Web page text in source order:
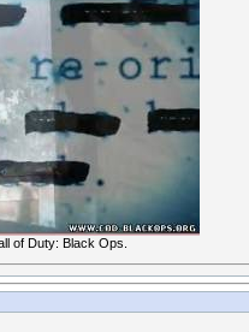
of Duty: Black Ops.